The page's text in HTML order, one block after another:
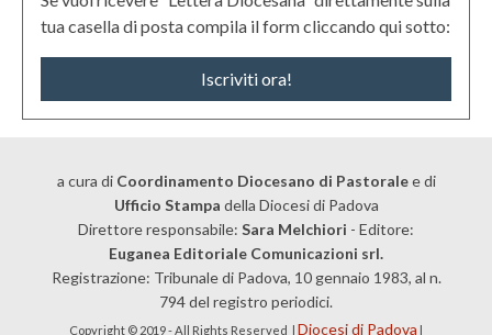
tua casella di posta compila il form cliccando qui sotto:
Iscriviti ora!
a cura di Coordinamento Diocesano di Pastoralee di
Ufficio Stampa della Diocesi di Padova
Direttore responsabile: Sara Melchiori - Editore:
Euganea Editoriale Comunicazioni srl.
Registrazione: Tribunale di Padova, 10 gennaio 1983, al n.
794 del registro periodici.
Copyright © 2019 - All Rights Reserved | Diocesi di Padova |